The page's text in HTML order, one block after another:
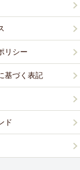
リシー
基づく表記
ド